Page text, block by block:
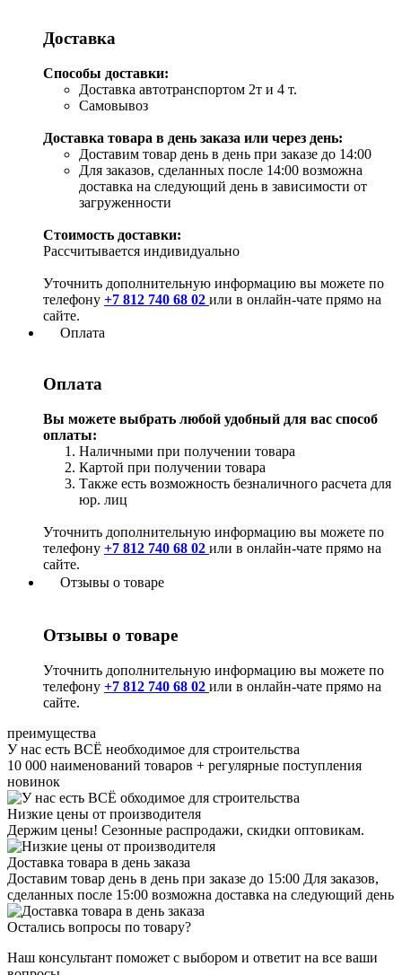
Доставка
Способы доставки:
Доставка автотранспортом 2т и 4 т.
Самовывоз
Доставка товара в день заказа или через день:
Доставим товар день в день при заказе до 14:00
Для заказов, сделанных после 14:00 возможна
доставка на следующий день в зависимости от
загруженности
Стоимость доставки:
Рассчитывается индивидуально
Уточнить дополнительную информацию вы можете по
телефону +7 812 740 68 02 или в онлайн-чате прямо на
сайте.
Оплата
Оплата
Вы можете выбрать любой удобный для вас способ
оплаты:
Наличными при получении товара
Картой при получении товара
Также есть возможность безналичного расчета для
юр. лиц
Уточнить дополнительную информацию вы можете по
телефону +7 812 740 68 02 или в онлайн-чате прямо на
сайте.
Отзывы о товаре
Отзывы о товаре
Уточнить дополнительную информацию вы можете по
телефону +7 812 740 68 02 или в онлайн-чате прямо на
сайте.
преимущества
У нас есть ВСЁ необходимое для строительства
10 000 наименований товаров + регулярные поступления
новинок
Низкие цены от производителя
Держим цены! Сезонные распродажи, скидки оптовикам.
Доставка товара в день заказа
Доставим товар день в день при заказе до 15:00 Для заказов,
сделанных после 15:00 возможна доставка на следующий день
Остались вопросы по товару?
Наш консультант поможет с выбором и ответит на все ваши